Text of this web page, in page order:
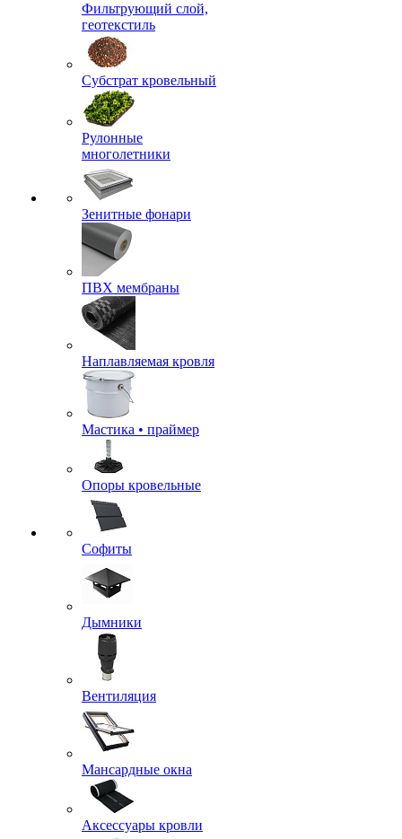
Фильтрующий слой,
геотекстиль
Субстрат кровельный
Рулонные
многолетники
Зенитные фонари
ПВХ мембраны
Наплавляемая кровля
Мастика • праймер
Опоры кровельные
Софиты
Дымники
Вентиляция
Мансардные окна
Аксессуары кровли